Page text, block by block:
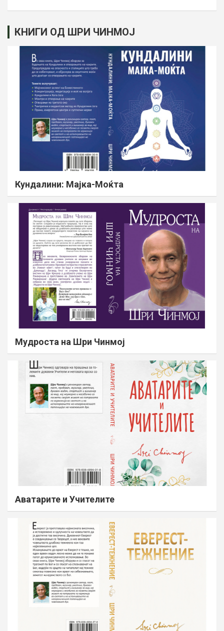
КНИГИ ОД ШРИ ЧИНМОЈ
Кундалини: Мајка-Моќта
Мудроста на Шри Чинмој
Аватарите и Учителите